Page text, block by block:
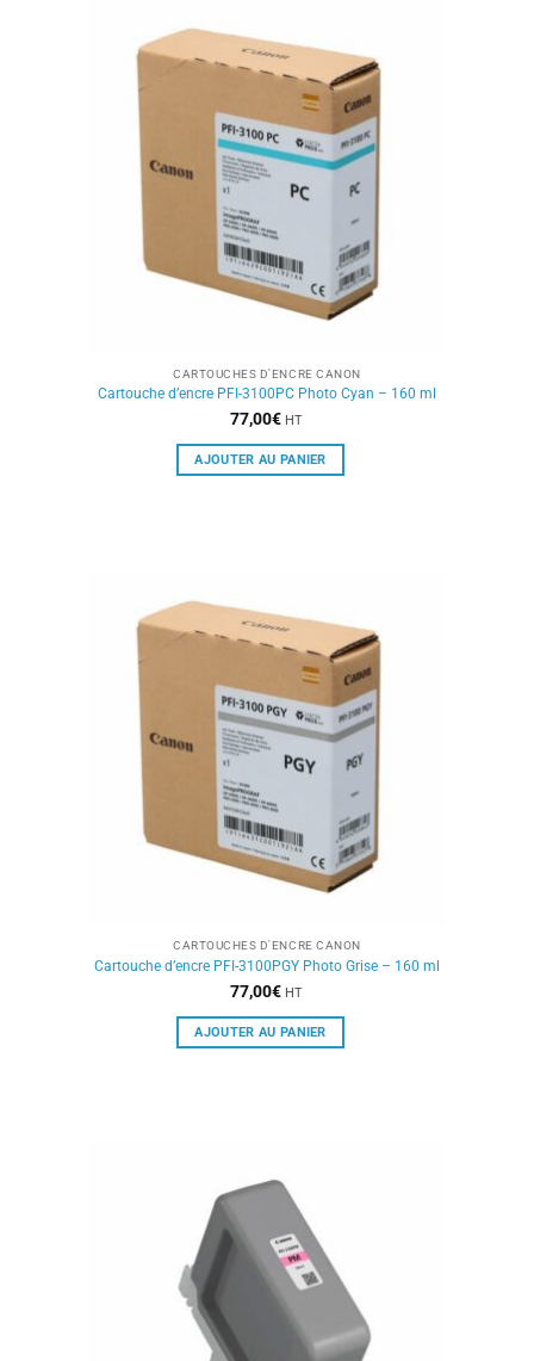
CARTOUCHES D'ENCRE CANON
Cartouche d’encre PFI-3100PC Photo Cyan – 160 ml
77,00€ HT
AJOUTER AU PANIER
CARTOUCHES D'ENCRE CANON
Cartouche d’encre PFI-3100PGY Photo Grise – 160 ml
77,00€ HT
AJOUTER AU PANIER